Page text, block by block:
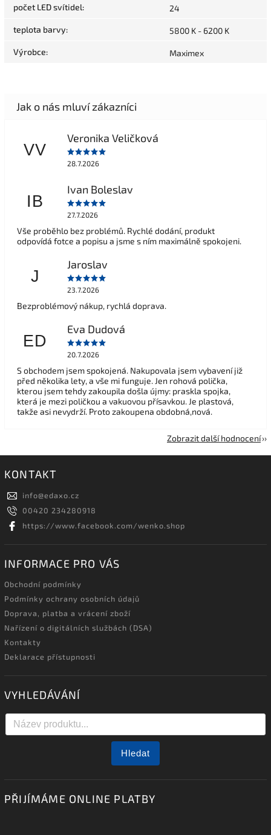
počet LED svítidel: 24
teplota barvy: 5800 K - 6200 K
Výrobce: Maximex
VV
Veronika Veličková
28.7.2026
IB
Ivan Boleslav
27.7.2026
Vše proběhlo bez problémů. Rychlé dodání, produkt
odpovídá fotce a popisu a jsme s ním maximálně spokojeni.
J
Jaroslav
23.7.2026
Bezproblémový nákup, rychlá doprava.
ED
Eva Dudová
20.7.2026
S obchodem jsem spokojená. Nakupovala jsem vybavení již
před několika lety, a vše mi funguje. Jen rohová polička,
kterou jsem tehdy zakoupila došla újmy: praskla spojka,
která je mezi poličkou a vakuovou přísavkou. Je plastová,
takže asi nevydrží. Proto zakoupena obdobná,nová.
Zobrazit další hodnocení
KONTAKT
info@edaxo.cz
00420 234280918
https://www.facebook.com/wenko.shop
INFORMACE PRO VÁS
Obchodní podmínky
Podmínky ochrany osobních údajů
Doprava, platba a vrácení zboží
Nařízení o digitálních službách (DSA)
Kontakty
Deklarace přístupnosti
VYHLEDÁVÁNÍ
Hledat
PŘIJÍMÁME ONLINE PLATBY